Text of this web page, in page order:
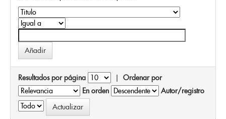
Resultados por página | Ordenar por
En orden
Autor/registro